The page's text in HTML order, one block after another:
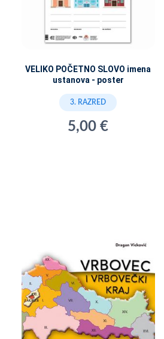
VELIKO POČETNO SLOVO imena
ustanova - poster
3. RAZRED
5,00 €